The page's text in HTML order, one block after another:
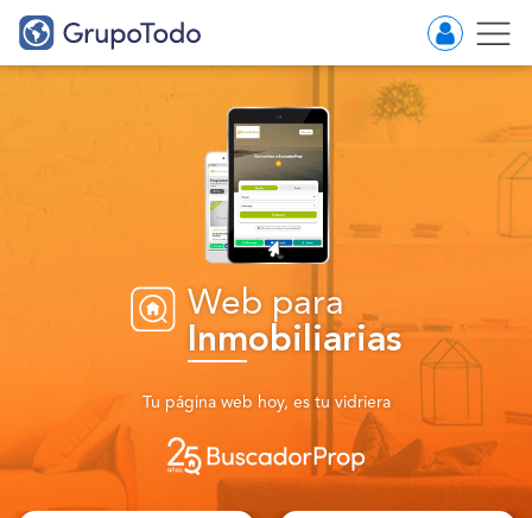
Web para
Inmobiliarias
Tu página web hoy, es tu vidriera